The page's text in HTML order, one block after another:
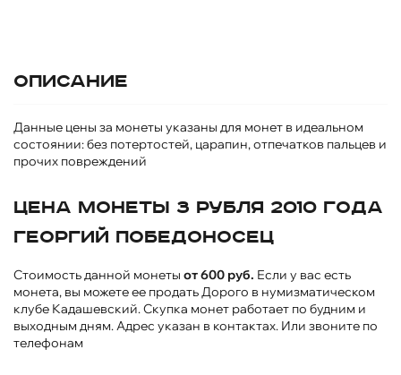
Описание
Данные цены за монеты указаны для монет в идеальном
состоянии: без потертостей, царапин, отпечатков пальцев и
прочих повреждений
Цена монеты 3 рубля 2010 года
Георгий Победоносец
Стоимость данной монеты от 600 руб. Если у вас есть
монета, вы можете ее продать Дорого в нумизматическом
клубе Кадашевский. Скупка монет работает по будним и
выходным дням. Адрес указан в контактах. Или звоните по
телефонам